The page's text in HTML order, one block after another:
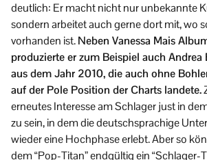
deutlich: Er macht nicht nur unbekannte
sondern arbeitet auch gerne dort mit, wo
vorhanden ist.Neben Vanessa Mais
produzierte er zum Beispiel auch Andrea
aus dem Jahr 2010, die auch ohne
auf der Pole Position der Charts landete.
erneutes Interesse am Schlager just in
zu sein, in dem die deutschsprachige
wieder eine Hochphase erlebt. Aber so
dem “Pop-Titan” endgültig ein “Schlager-